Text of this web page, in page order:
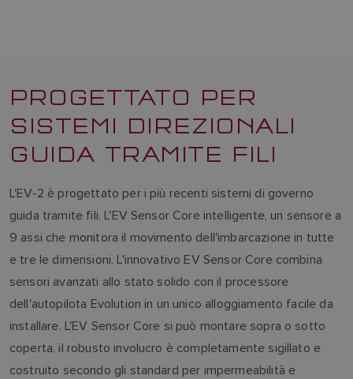
PROGETTATO PER
SISTEMI DIREZIONALI
GUIDA TRAMITE FILI
L'EV-2 è progettato per i più recenti sistemi di governo
guida tramite fili. L'EV Sensor Core intelligente, un sensore a
9 assi che monitora il movimento dell'imbarcazione in tutte
e tre le dimensioni. L'innovativo EV Sensor Core combina
sensori avanzati allo stato solido con il processore
dell'autopilota Evolution in un unico alloggiamento facile da
installare. L'EV Sensor Core si può montare sopra o sotto
coperta, il robusto involucro è completamente sigillato e
costruito secondo gli standard per impermeabilità e